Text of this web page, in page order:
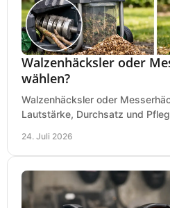
Walzenhäcksler oder
wählen?
Walzenhäcksler oder
Lautstärke, Durchsatz und
24. Juli 2026